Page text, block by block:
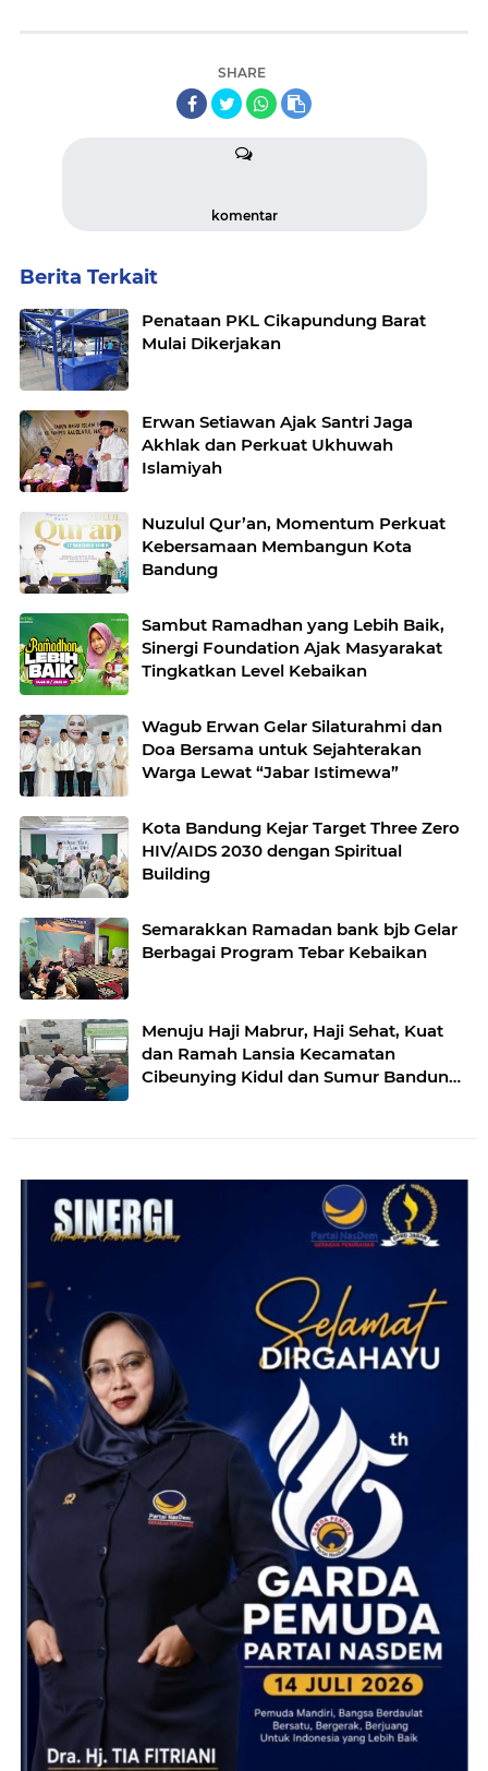
SHARE
komentar
Berita Terkait
Penataan PKL Cikapundung Barat
Mulai Dikerjakan
Erwan Setiawan Ajak Santri Jaga
Akhlak dan Perkuat Ukhuwah
Islamiyah
Nuzulul Qur’an, Momentum Perkuat
Kebersamaan Membangun Kota
Bandung
Sambut Ramadhan yang Lebih Baik,
Sinergi Foundation Ajak Masyarakat
Tingkatkan Level Kebaikan
Wagub Erwan Gelar Silaturahmi dan
Doa Bersama untuk Sejahterakan
Warga Lewat “Jabar Istimewa”
Kota Bandung Kejar Target Three Zero
HIV/AIDS 2030 dengan Spiritual
Building
Semarakkan Ramadan bank bjb Gelar
Berbagai Program Tebar Kebaikan
Menuju Haji Mabrur, Haji Sehat, Kuat
dan Ramah Lansia Kecamatan
Cibeunying Kidul dan Sumur Bandung